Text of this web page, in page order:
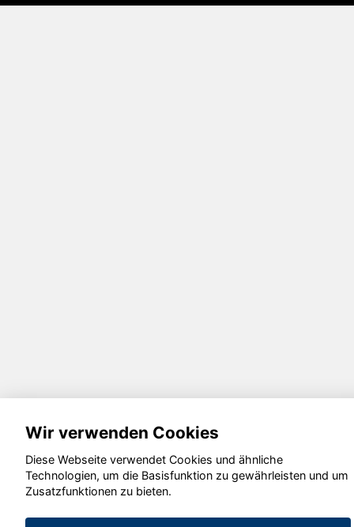
Wir verwenden Cookies
Diese Webseite verwendet Cookies und ähnliche
Technologien, um die Basisfunktion zu gewährleisten und um
Zusatzfunktionen zu bieten.